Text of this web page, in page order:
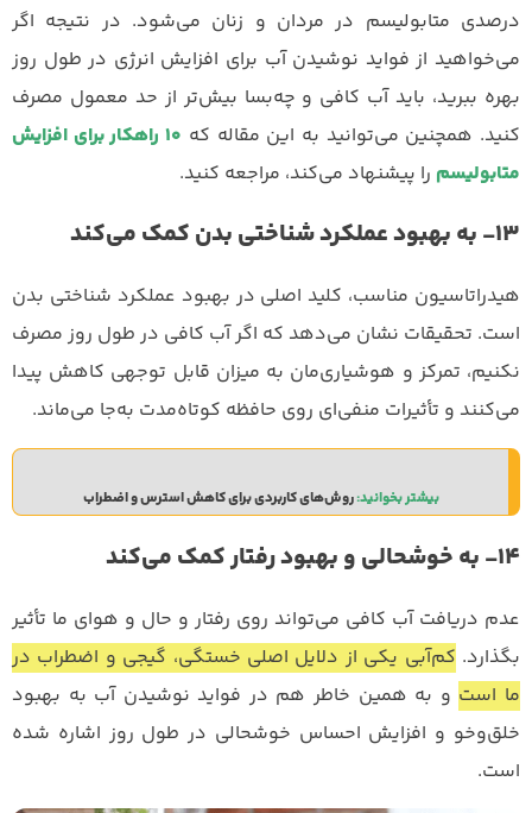
درصدی متابولیسم در مردان و زنان می‌شود. در نتیجه اگر
می‌خواهید از فواید نوشیدن آب برای افزایش انرژی در طول روز
بهره ببرید، باید آب کافی و چه‌بسا بیش‌تر از حد معمول مصرف
کنید. همچنین می‌توانید به این مقاله که
۱۰ راهکار برای افزایش
متابولیسم را پیشنهاد می‌کند، مراجعه کنید.
۱۳- به بهبود عملکرد شناختی بدن کمک می‌کند
هیدراتاسیون مناسب، کلید اصلی در بهبود عملکرد شناختی بدن
است. تحقیقات نشان می‌دهد که اگر آب کافی در طول روز مصرف
نکنیم، تمرکز و هوشیاری‌مان به میزان قابل توجهی کاهش پیدا
می‌کنند و تأثیرات منفی‌ای روی حافظه کوتاه‌مدت‌ به‌جا می‌ماند.
بیشتر بخوانید: روش‌های کاربردی برای کاهش استرس و اضطراب
۱۴- به خوشحالی و بهبود رفتار کمک می‌کند
عدم دریافت آب کافی می‌تواند روی رفتار و حال و هوای ما تأثیر
بگذارد. کم‌آبی یکی از دلایل اصلی خستگی، گیجی و اضطراب در
ما است و به همین خاطر هم در فواید نوشیدن آب به بهبود
خلق‌وخو و افزایش احساس خوشحالی در طول روز اشاره شده
است.